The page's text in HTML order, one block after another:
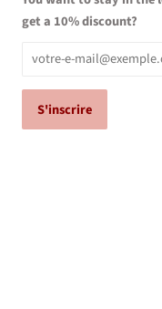
get a 10% discount?